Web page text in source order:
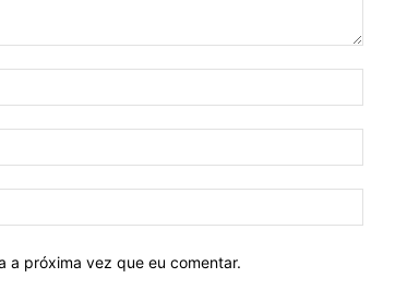
mail:*
a próxima vez que eu comentar.